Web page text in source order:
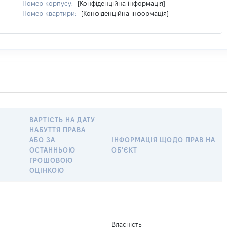
Номер корпусу:
[Конфіденційна інформація]
Номер квартири:
[Конфіденційна інформація]
ВАРТІСТЬ НА ДАТУ
НАБУТТЯ ПРАВА
АБО ЗА
ОСТАННЬОЮ
ГРОШОВОЮ
ОЦІНКОЮ
ІНФОРМАЦІЯ ЩОДО ПРАВ НА
ОБ'ЄКТ
Власність